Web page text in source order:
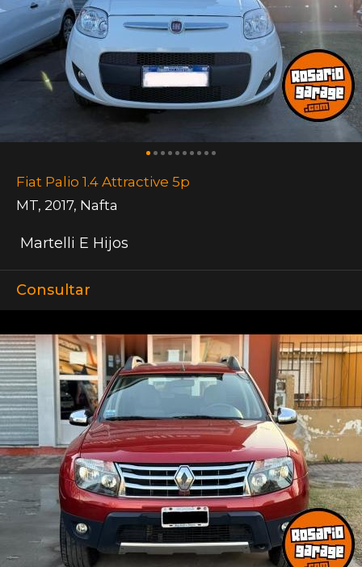
Fiat Palio 1.4 Attractive 5p
MT, 2017, Nafta
Martelli E Hijos
Consultar